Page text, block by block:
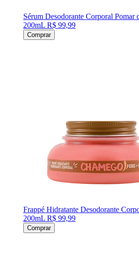
Sérum Desodorante Corporal Pomar
200mL R$ 99,99
Comprar
Frappé Hidratante Desodorante
200mL R$ 99,99
Comprar